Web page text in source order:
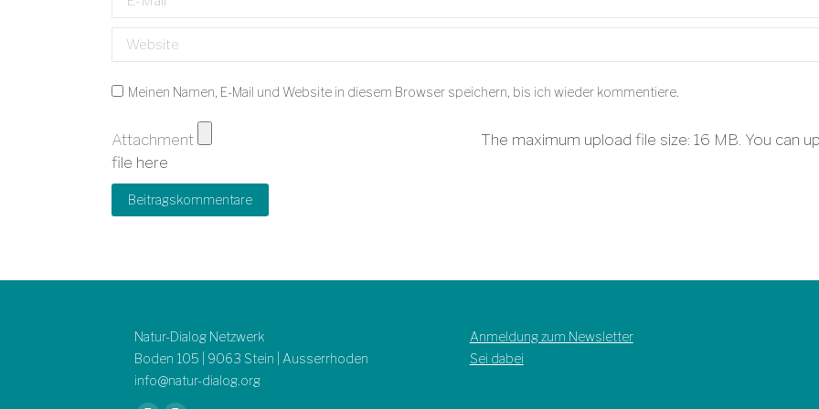
Website
Meinen Namen, E-Mail und Website in diesem Browser speichern, bis ich wieder kommentiere.
Attachment The maximum upload file size: 16 MB. You can
file here
Beitragskommentare
Natur-Dialog Netzwerk
Boden 105 | 9063 Stein | Ausserrhoden
info@natur-dialog.org
Anmeldung zum Newsletter
Sei dabei